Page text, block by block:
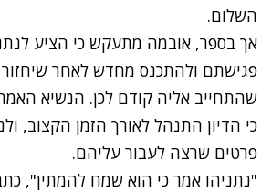
השלום.
אך בספר, אובמה מתעקש כי הציע
פגישתם ולהתכנס מחדש לאחר
שהתחייב אליה קודם לכן. הנשיא
כי הדיון התנהל לאורך הזמן הקצוב,
פרטים שרצה לעבור עליהם.
"נתניהו אמר כי הוא שמח להמתין",